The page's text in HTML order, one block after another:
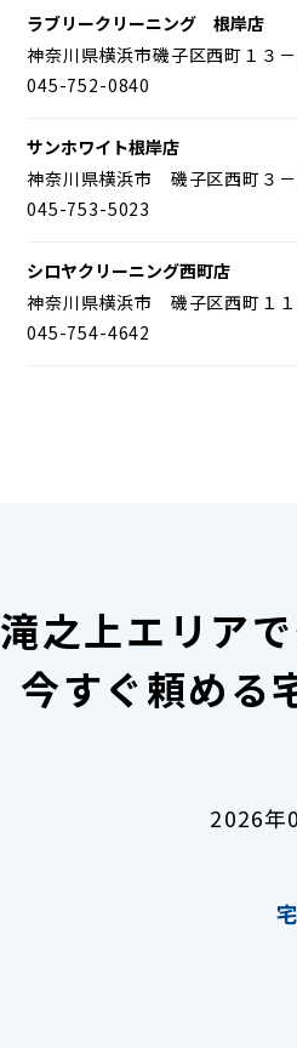
ラブリークリーニング 根岸店
神奈川県横浜市磯子区西町１３－
045-752-0840
サンホワイト根岸店
神奈川県横浜市 磯子区西町３－
045-753-5023
シロヤクリーニング西町店
神奈川県横浜市 磯子区西町１１
045-754-4642
滝之上エリアで
今すぐ頼める
2026年